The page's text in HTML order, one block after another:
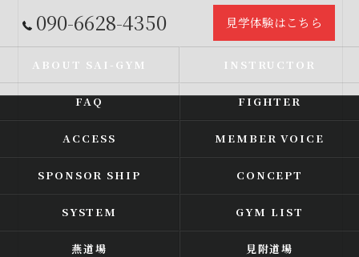
090-6628-4350 見学体験はこちら
ABOUT SAI-GYM INSTRUCTOR
FAQ FIGHTER
ACCESS MEMBER VOICE
SPONSOR SHIP CONCEPT
SYSTEM GYM LIST
燕道場 見附道場